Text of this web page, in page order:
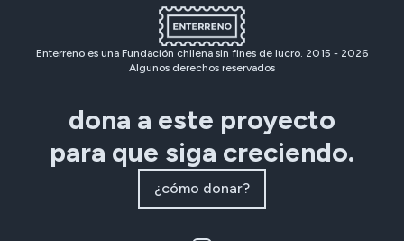
Enterreno es una Fundación chilena sin fines de lucro. 2015 - 2026
Algunos derechos reservados
dona a este proyecto
para que siga creciendo.
¿cómo donar?